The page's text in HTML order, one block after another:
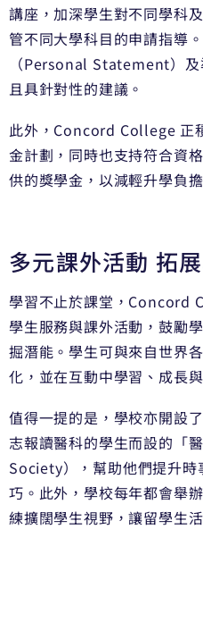
講座，加深學生對不同學科
管不同大學科目的申請指導
（Personal Statement）
且具針對性的建議。
此外，Concord College 正
金計劃，同時也支持符合資
供的獎學金，以減輕升學負擔
多元課外活動 拓
學習不止於課堂，Concord
學生服務與課外活動，鼓勵
掘潛能。學生可與來自世界
化，並在互動中學習、成長
值得一提的是，學校亦開設
志報讀醫科的學生而設的「
Society），幫助他們提升時
巧。此外，學校每年都會舉
練擴闊學生視野，讓留學生